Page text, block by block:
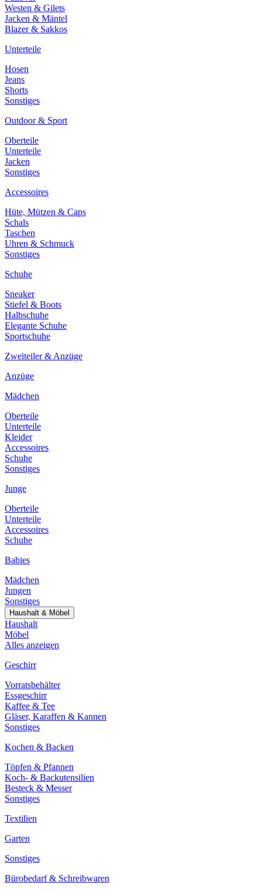
Westen & Gilets
Jacken & Mäntel
Blazer & Sakkos
Unterteile
Hosen
Jeans
Shorts
Sonstiges
Outdoor & Sport
Oberteile
Unterteile
Jacken
Sonstiges
Accessoires
Hüte, Mützen & Caps
Schals
Taschen
Uhren & Schmuck
Sonstiges
Schuhe
Sneaker
Stiefel & Boots
Halbschuhe
Elegante Schuhe
Sportschuhe
Zweiteiler & Anzüge
Anzüge
Mädchen
Oberteile
Unterteile
Kleider
Accessoires
Schuhe
Sonstiges
Junge
Oberteile
Unterteile
Accessoires
Schuhe
Babies
Mädchen
Jungen
Sonstiges
Haushalt & Möbel
Haushalt
Möbel
Alles anzeigen
Geschirr
Vorratsbehälter
Essgeschirr
Kaffee & Tee
Gläser, Karaffen & Kannen
Sonstiges
Kochen & Backen
Töpfen & Pfannen
Koch- & Backutensilien
Besteck & Messer
Sonstiges
Textilien
Garten
Sonstiges
Bürobedarf & Schreibwaren